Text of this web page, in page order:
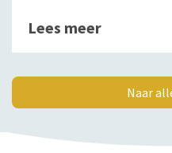
Lees meer
Naar